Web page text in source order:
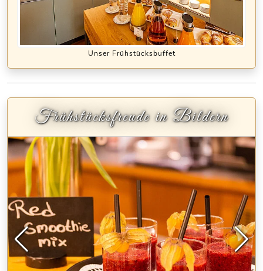
Unser Frühstücksbuffet
Frühstücksfreude in Bildern